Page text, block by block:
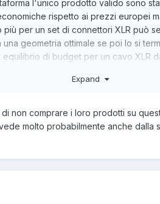
l'unico prodotto valido sono
rispetto ai prezzi europei
per un set di connettori XLR può
geometria ottimale se poi lo si
di budget per un cavo XLR
e non connettori: i Mogami terminati
quelli che uso più spesso.
Expand
non comprare i loro prodotti su
molto probabilmente anche dalla